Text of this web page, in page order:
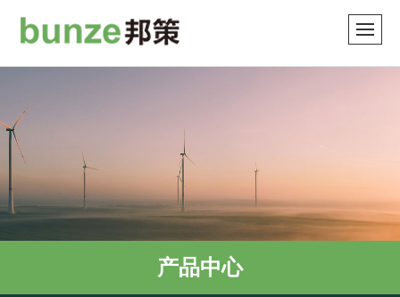
产品中心